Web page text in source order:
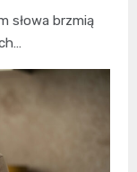
słowa brzmią